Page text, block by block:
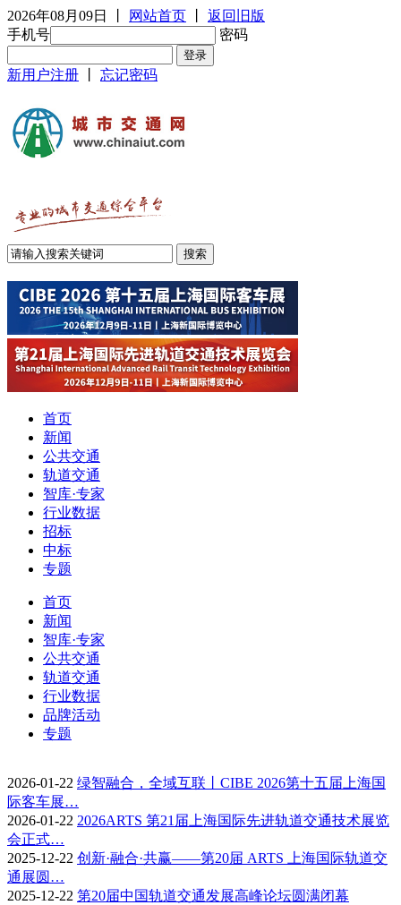
2026年08月09日 网站首页
返回旧版
手机号
密码
新用户注册 忘记密码
首页
新闻
公共交通
轨道交通
智库·专家
行业数据
招标
中标
专题
首页
新闻
智库·专家
公共交通
轨道交通
行业数据
品牌活动
专题
2026-01-22 绿智融合，全域互联丨CIBE 2026第十五届上海国
际客车展…
2026-01-22 2026ARTS 第21届上海国际先进轨道交通技术展览
会正式…
2025-12-22 创新·融合·共赢——第20届 ARTS 上海国际轨道交
通展圆…
2025-12-22 第20届中国轨道交通发展高峰论坛圆满闭幕